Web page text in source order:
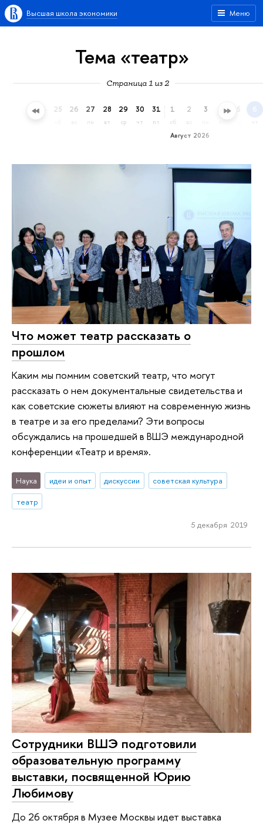
Меню
Высшая школа экономики
Тема «театр»
Страница 1 из 2
24 25 26 27
пн
28
вт
29
ср
30
чт
31
пт
Август 2026
1
сб
2 3 4 5 6
чт
Что может театр рассказать о
прошлом
Каким мы помним советский театр, что могут
рассказать о нем документальные свидетельства и
как советские сюжеты влияют на современную жизнь
в театре и за его пределами? Эти вопросы
обсуждались на прошедшей в ВШЭ международной
конференции «Театр и время».
Наука идеи и опыт дискуссии
советская культура
театр
5 декабря 2019
Сотрудники ВШЭ подготовили
образовательную программу
выставки, посвященной Юрию
Любимову
До 26 октября в Музее Москвы идет выставка